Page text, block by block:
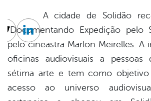
A cidade de Solidão
"Documentando Expedição pelo
pelo cineastra Marlon Meirelles. A
oficinas audiovisuais a pessoas
sétima arte e tem como
acesso ao universo
TwitterLinkedin